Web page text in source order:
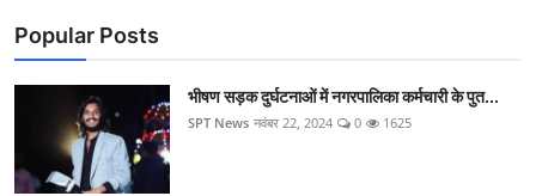
Popular Posts
भीषण सड़क दुर्घटनाओं में नगरपालिका कर्मचारी के पुत...
SPT News नवंबर 22, 2024 0 1625